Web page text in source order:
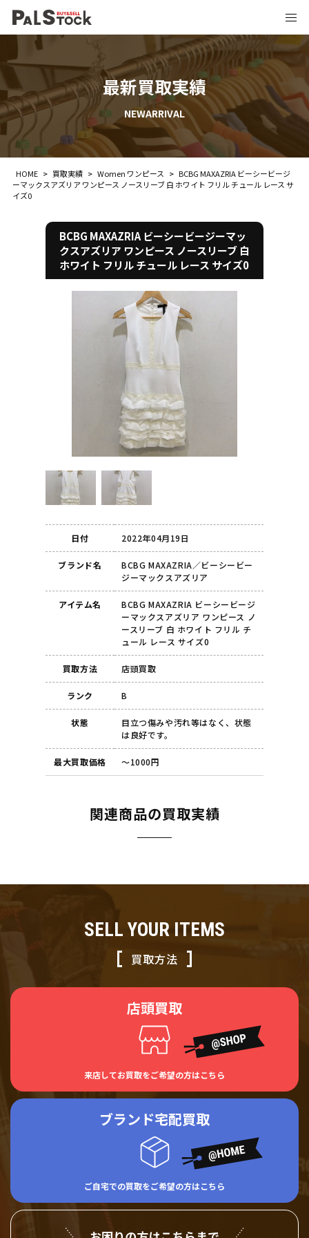
最新買取実績
NEWARRIVAL
HOME > 買取実績 > Women ワンピース > BCBG MAXAZRIA ビーシービージ
ーマックスアズリア ワンピース ノースリーブ 白 ホワイト フリル チュール レース サ
イズ0
BCBG MAXAZRIA ビーシービージーマッ
クスアズリア ワンピース ノースリーブ 白
ホワイト フリル チュール レース サイズ0
日付 2022年04月19日
ブランド名
BCBG MAXAZRIA／ビーシービー
ジーマックスアズリア
アイテム名
BCBG MAXAZRIA ビーシービージ
ーマックスアズリア ワンピース ノ
ースリーブ 白 ホワイト フリル チ
ュール レース サイズ0
買取方法 店頭買取
ランク B
状態
目立つ傷みや汚れ等はなく、状態
は良好です。
最大買取価格 ～1000円
関連商品の買取実績
SELL YOUR ITEMS
買取方法
店頭買取
来店してお買取をご希望の方はこちら
ブランド宅配買取
ご自宅での買取をご希望の方はこちら